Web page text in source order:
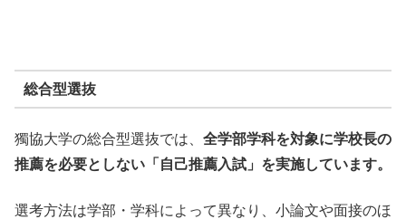
総合型選抜
獨協大学の総合型選抜では、 全学部学科を対象に学校長の
推薦を必要としない「自己推薦入試」を実施しています。
選考方法は学部・学科によって異なり、小論文や面接のほ